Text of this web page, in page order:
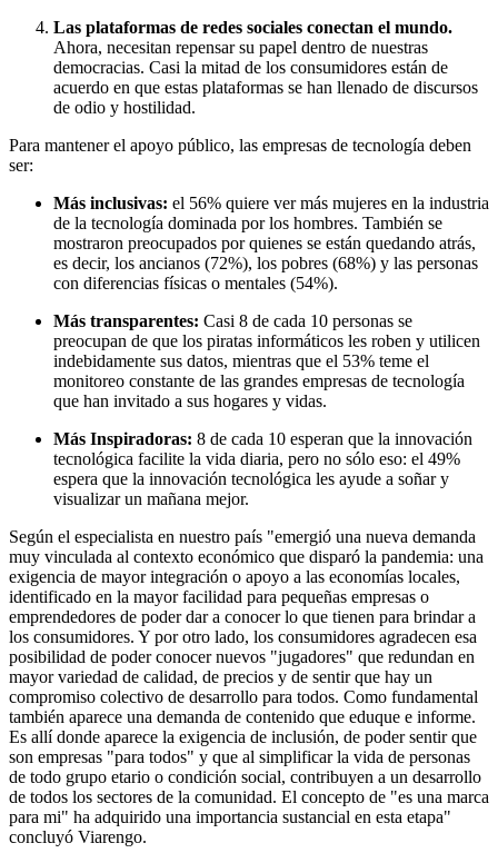
Las plataformas de redes sociales conectan el mundo.
Ahora, necesitan repensar su papel dentro de nuestras
democracias. Casi la mitad de los consumidores están de
acuerdo en que estas plataformas se han llenado de discursos
de odio y hostilidad.
Para mantener el apoyo público, las empresas de tecnología deben
ser:
Más inclusivas: el 56% quiere ver más mujeres en la industria
de la tecnología dominada por los hombres. También se
mostraron preocupados por quienes se están quedando atrás,
es decir, los ancianos (72%), los pobres (68%) y las personas
con diferencias físicas o mentales (54%).
Más transparentes: Casi 8 de cada 10 personas se
preocupan de que los piratas informáticos les roben y utilicen
indebidamente sus datos, mientras que el 53% teme el
monitoreo constante de las grandes empresas de tecnología
que han invitado a sus hogares y vidas.
Más Inspiradoras: 8 de cada 10 esperan que la innovación
tecnológica facilite la vida diaria, pero no sólo eso: el 49%
espera que la innovación tecnológica les ayude a soñar y
visualizar un mañana mejor.
Según el especialista en nuestro país "emergió una nueva demanda
muy vinculada al contexto económico que disparó la pandemia: una
exigencia de mayor integración o apoyo a las economías locales,
identificado en la mayor facilidad para pequeñas empresas o
emprendedores de poder dar a conocer lo que tienen para brindar a
los consumidores. Y por otro lado, los consumidores agradecen esa
posibilidad de poder conocer nuevos "jugadores" que redundan en
mayor variedad de calidad, de precios y de sentir que hay un
compromiso colectivo de desarrollo para todos. Como fundamental
también aparece una demanda de contenido que eduque e informe.
Es allí donde aparece la exigencia de inclusión, de poder sentir que
son empresas "para todos" y que al simplificar la vida de personas
de todo grupo etario o condición social, contribuyen a un desarrollo
de todos los sectores de la comunidad. El concepto de "es una marca
para mi" ha adquirido una importancia sustancial en esta etapa"
concluyó Viarengo.